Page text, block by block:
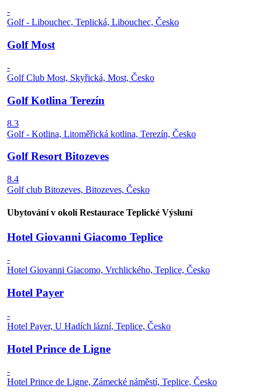
-
Golf - Libouchec, Teplická, Libouchec, Česko
Golf Most
-
Golf Club Most, Skyřická, Most, Česko
Golf Kotlina Terezín
8.3
Golf - Kotlina, Litoměřická kotlina, Terezín, Česko
Golf Resort Bitozeves
8.4
Golf club Bitozeves, Bitozeves, Česko
Ubytování v okolí Restaurace Teplické Výsluní
Hotel Giovanni Giacomo Teplice
-
Hotel Giovanni Giacomo, Vrchlického, Teplice, Česko
Hotel Payer
-
Hotel Payer, U Hadích lázní, Teplice, Česko
Hotel Prince de Ligne
-
Hotel Prince de Ligne, Zámecké náměstí, Teplice, Česko